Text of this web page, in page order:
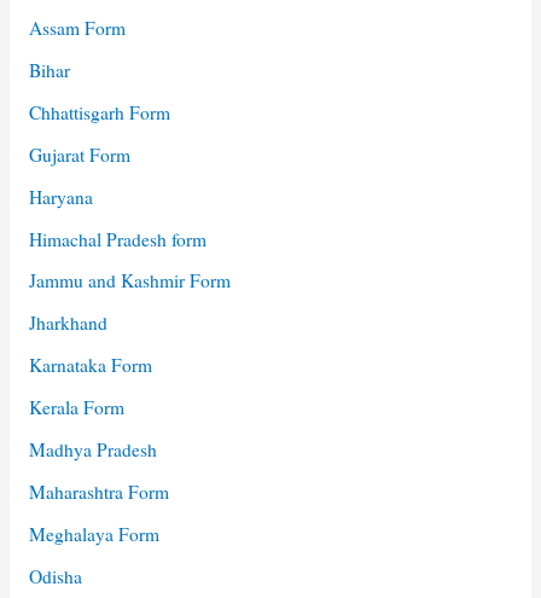
Assam Form
Bihar
Chhattisgarh Form
Gujarat Form
Haryana
Himachal Pradesh form
Jammu and Kashmir Form
Jharkhand
Karnataka Form
Kerala Form
Madhya Pradesh
Maharashtra Form
Meghalaya Form
Odisha